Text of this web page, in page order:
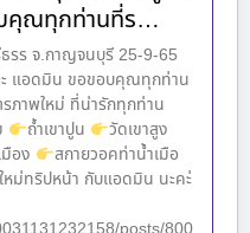
บคุณทุกท่านที่ร…
รร จ.กาญจนบุรี 25-9-65
แอดมิน ขอขอบคุณทุกท่าน
ภาพใหม่ ที่น่ารักทุกท่าน
ถ้ำเขาปูน
วัดเขาสูง
อง
สกายวอคท่าน้ำเมือ
ม่ทริปหน้า กับแอดมิน นะคะ่